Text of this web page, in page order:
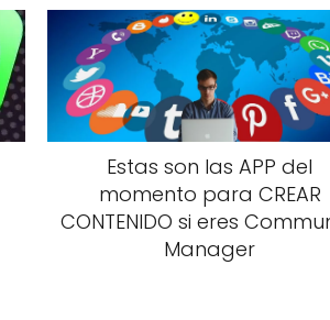
Estas son las APP del
momento para CREAR
CONTENIDO si eres
Manager